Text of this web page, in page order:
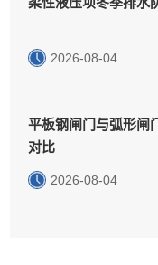
2026-08-04
平板钢闸门与弧形闸
对比
2026-08-04